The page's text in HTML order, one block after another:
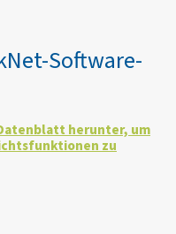
Software-
herunter, um
zu